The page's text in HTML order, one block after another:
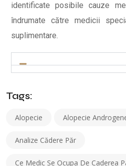
identificate posibile cauze
îndrumate către medicii
suplimentare.
Tags:
Alopecie Alopecie
Analize Cădere Păr
Ce Medic Se Ocupa De Caderea